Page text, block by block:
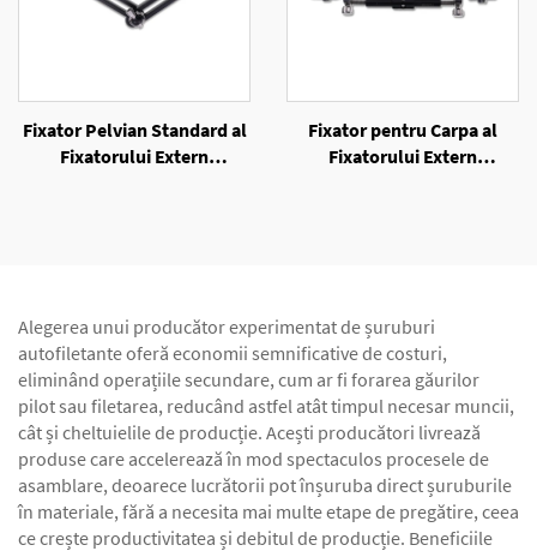
Fixator Pelvian Standard al
Fixatorului Extern
Fixator pentru Carpa al
Fixatorului Extern
Alegerea unui producător experimentat de șuruburi
autofiletante oferă economii semnificative de costuri,
eliminând operațiile secundare, cum ar fi forarea găurilor
pilot sau filetarea, reducând astfel atât timpul necesar muncii,
cât și cheltuielile de producție. Acești producători livrează
produse care accelerează în mod spectaculos procesele de
asamblare, deoarece lucrătorii pot înșuruba direct șuruburile
în materiale, fără a necesita mai multe etape de pregătire, ceea
ce crește productivitatea și debitul de producție. Beneficiile